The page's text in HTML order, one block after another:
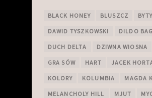
BLACK HONEY BLUSZCZ BYTY
DAWID TYSZKOWSKI DILDO
DUCH DELTA DZIWNA WIOSNA
GRA SÓW HART JACEK
KOLORY KOLUMBIA MAGDA
MELANCHOLY HILL MJUT